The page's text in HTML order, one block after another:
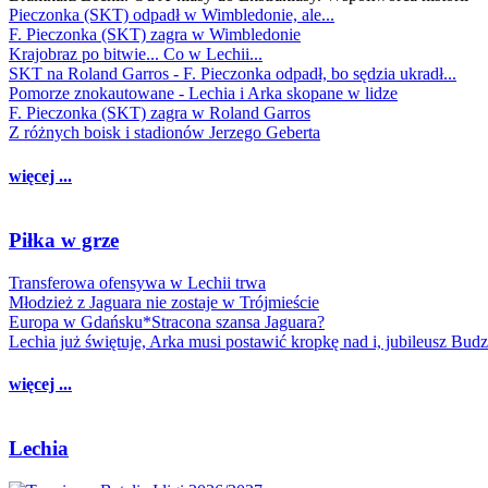
Pieczonka (SKT) odpadł w Wimbledonie, ale...
F. Pieczonka (SKT) zagra w Wimbledonie
Krajobraz po bitwie... Co w Lechii...
SKT na Roland Garros - F. Pieczonka odpadł, bo sędzia ukradł...
Pomorze znokautowane - Lechia i Arka skopane w lidze
F. Pieczonka (SKT) zagra w Roland Garros
Z różnych boisk i stadionów Jerzego Geberta
więcej ...
Piłka w grze
Transferowa ofensywa w Lechii trwa
Młodzież z Jaguara nie zostaje w Trójmieście
Europa w Gdańsku*Stracona szansa Jaguara?
Lechia już świętuje, Arka musi postawić kropkę nad i, jubileusz
więcej ...
Lechia